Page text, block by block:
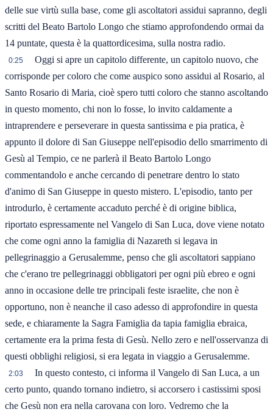
delle sue virtù sulla base, come gli ascoltatori assidui sapranno, degli
scritti del Beato Bartolo Longo che stiamo approfondendo ormai da
14 puntate, questa è la quattordicesima, sulla nostra radio.
0:25
Oggi si apre un capitolo differente, un capitolo nuovo, che
corrisponde per coloro che come auspico sono assidui al Rosario, al
Santo Rosario di Maria, cioè spero tutti coloro che stanno ascoltando
in questo momento, chi non lo fosse, lo invito caldamente a
intraprendere e perseverare in questa santissima e pia pratica, è
appunto il dolore di San Giuseppe nell'episodio dello smarrimento di
Gesù al Tempio, ce ne parlerà il Beato Bartolo Longo
commentandolo e anche cercando di penetrare dentro lo stato
d'animo di San Giuseppe in questo mistero. L'episodio, tanto per
introdurlo, è certamente accaduto perché è di origine biblica,
riportato espressamente nel Vangelo di San Luca, dove viene notato
che come ogni anno la famiglia di Nazareth si legava in
pellegrinaggio a Gerusalemme, penso che gli ascoltatori sappiano
che c'erano tre pellegrinaggi obbligatori per ogni più ebreo e ogni
anno in occasione delle tre principali feste israelite, che non è
opportuno, non è neanche il caso adesso di approfondire in questa
sede, e chiaramente la Sagra Famiglia da tapia famiglia ebraica,
certamente era la prima festa di Gesù. Nello zero e nell'osservanza di
questi obblighi religiosi, si era legata in viaggio a Gerusalemme.
2:03
In questo contesto, ci informa il Vangelo di San Luca, a un
certo punto, quando tornano indietro, si accorsero i castissimi sposi
che Gesù non era nella carovana con loro. Vedremo che la